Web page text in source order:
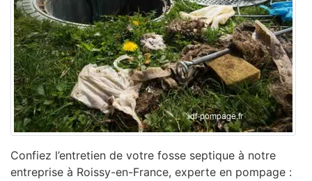
Confiez l’entretien de votre fosse septique à notre
entreprise à Roissy-en-France, experte en pompage :